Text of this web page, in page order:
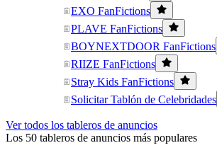
EXO FanFictions
PLAVE FanFictions
BOYNEXTDOOR FanFictions
RIIZE FanFictions
Stray Kids FanFictions
Solicitar Tablón de Celebridades
Ver todos los tableros de anuncios
Los 50 tableros de anuncios más populares